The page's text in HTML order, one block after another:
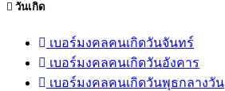
วันเกิด
เบอร์มงคลคนเกิดวันจันทร์
เบอร์มงคลคนเกิดวันอังคาร
เบอร์มงคลคนเกิดวันพุธกลางวัน